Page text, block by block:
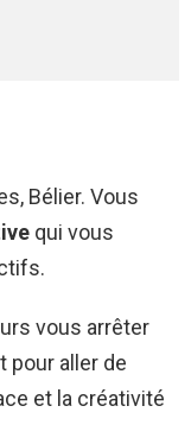
Bélier. Vous
qui vous
vous arrêter
pour aller de
et la créativité